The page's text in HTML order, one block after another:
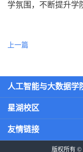
学氛围，不断提升学
上一篇
人工智能与大数据学
星湖校区
友情链接
版权所有 ©